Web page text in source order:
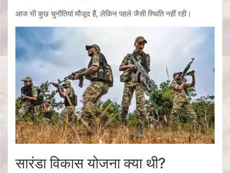
आज भी कुछ चुनौतियां मौजूद हैं, लेकिन पहले जैसी स्थिति नहीं रही।
सारंडा विकास योजना क्या थी?